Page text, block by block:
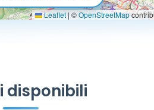
Leaflet | ©OpenStreetMap
disponibili